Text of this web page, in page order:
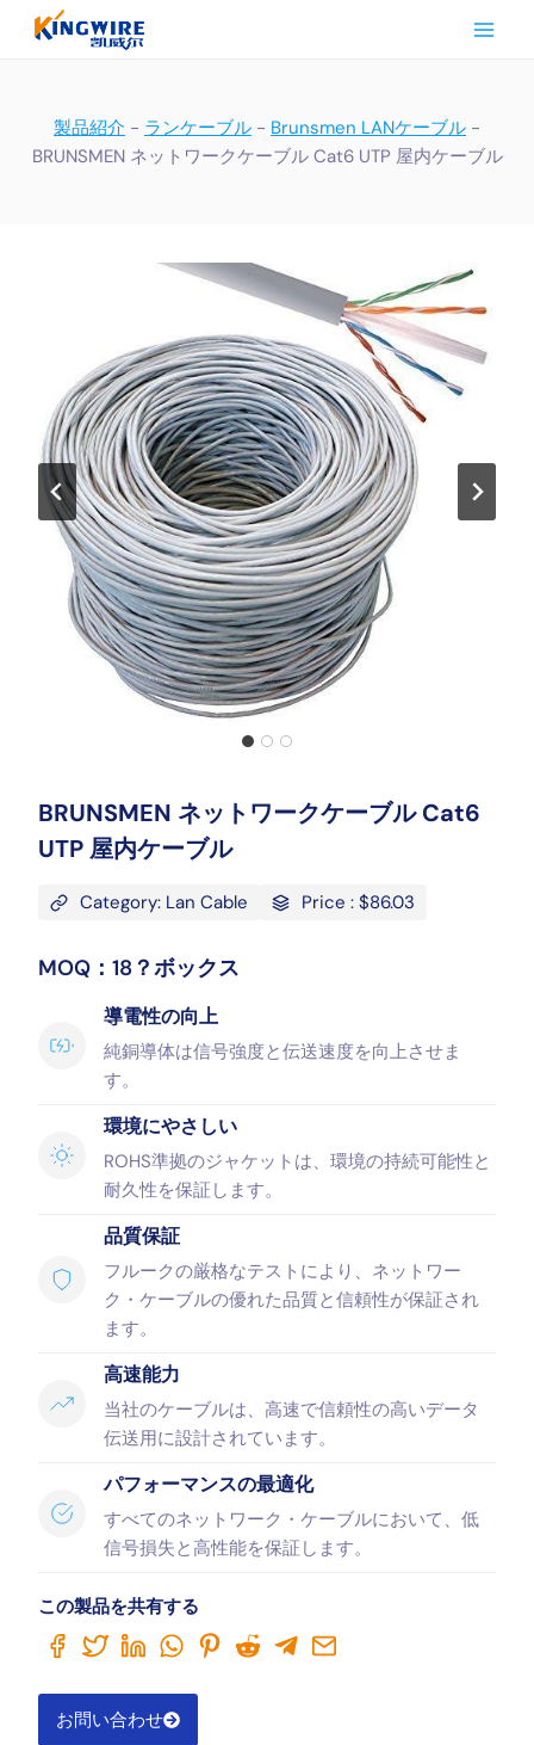
製品紹介 - ランケーブル - Brunsmen LANケーブル -
BRUNSMEN ネットワークケーブル Cat6 UTP 屋内ケーブル
BRUNSMEN ネットワークケーブル Cat6
UTP 屋内ケーブル
Category: Lan Cable Price : $86.03
MOQ：18？ボックス
導電性の向上
純銅導体は信号強度と伝送速度を向上させま
す。
環境にやさしい
ROHS準拠のジャケットは、環境の持続可能性と
耐久性を保証します。
品質保証
フルークの厳格なテストにより、ネットワー
ク・ケーブルの優れた品質と信頼性が保証され
ます。
高速能力
当社のケーブルは、高速で信頼性の高いデータ
伝送用に設計されています。
パフォーマンスの最適化
すべてのネットワーク・ケーブルにおいて、低
信号損失と高性能を保証します。
この製品を共有する
お問い合わせ